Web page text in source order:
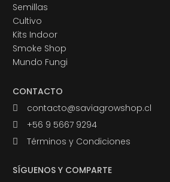
Semillas
Cultivo
Kits Indoor
Smoke Shop
Mundo Fungi
CONTACTO
contacto@saviagrowshop.cl
+56 9 5667 9294
Términos y Condiciones
SÍGUENOS Y COMPARTE